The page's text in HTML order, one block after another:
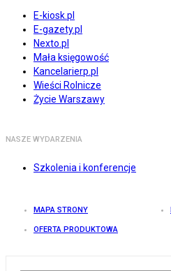
E-kiosk.pl
E-gazety.pl
Nexto.pl
Mała księgowość
Kancelarierp.pl
Wieści Rolnicze
Życie Warszawy
NASZE WYDARZENIA
Szkolenia i konferencje
MAPA STRONY
OFERTA PRODUKTOWA